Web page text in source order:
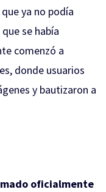
ya no podía
se había
comenzó a
donde usuarios
y bautizaron a
oficialmente